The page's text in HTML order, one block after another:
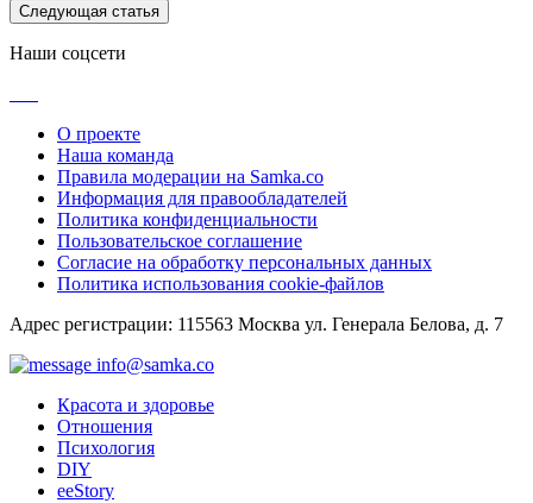
Следующая статья
Наши соцсети
О проекте
Наша команда
Правила модерации на Samka.co
Информация для правообладателей
Политика конфиденциальности
Пользовательское соглашение
Согласие на обработку персональных данных
Политика использования cookie-файлов
Адрес регистрации: 115563 Москва ул. Генерала Белова, д. 7
info@samka.co
Красота и здоровье
Отношения
Психология
DIY
ееStory